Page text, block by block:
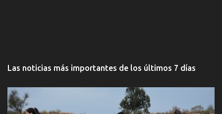
Las noticias más importantes de los últimos 7 días